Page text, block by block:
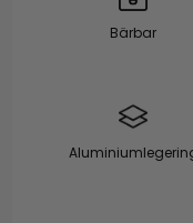
Bärbar